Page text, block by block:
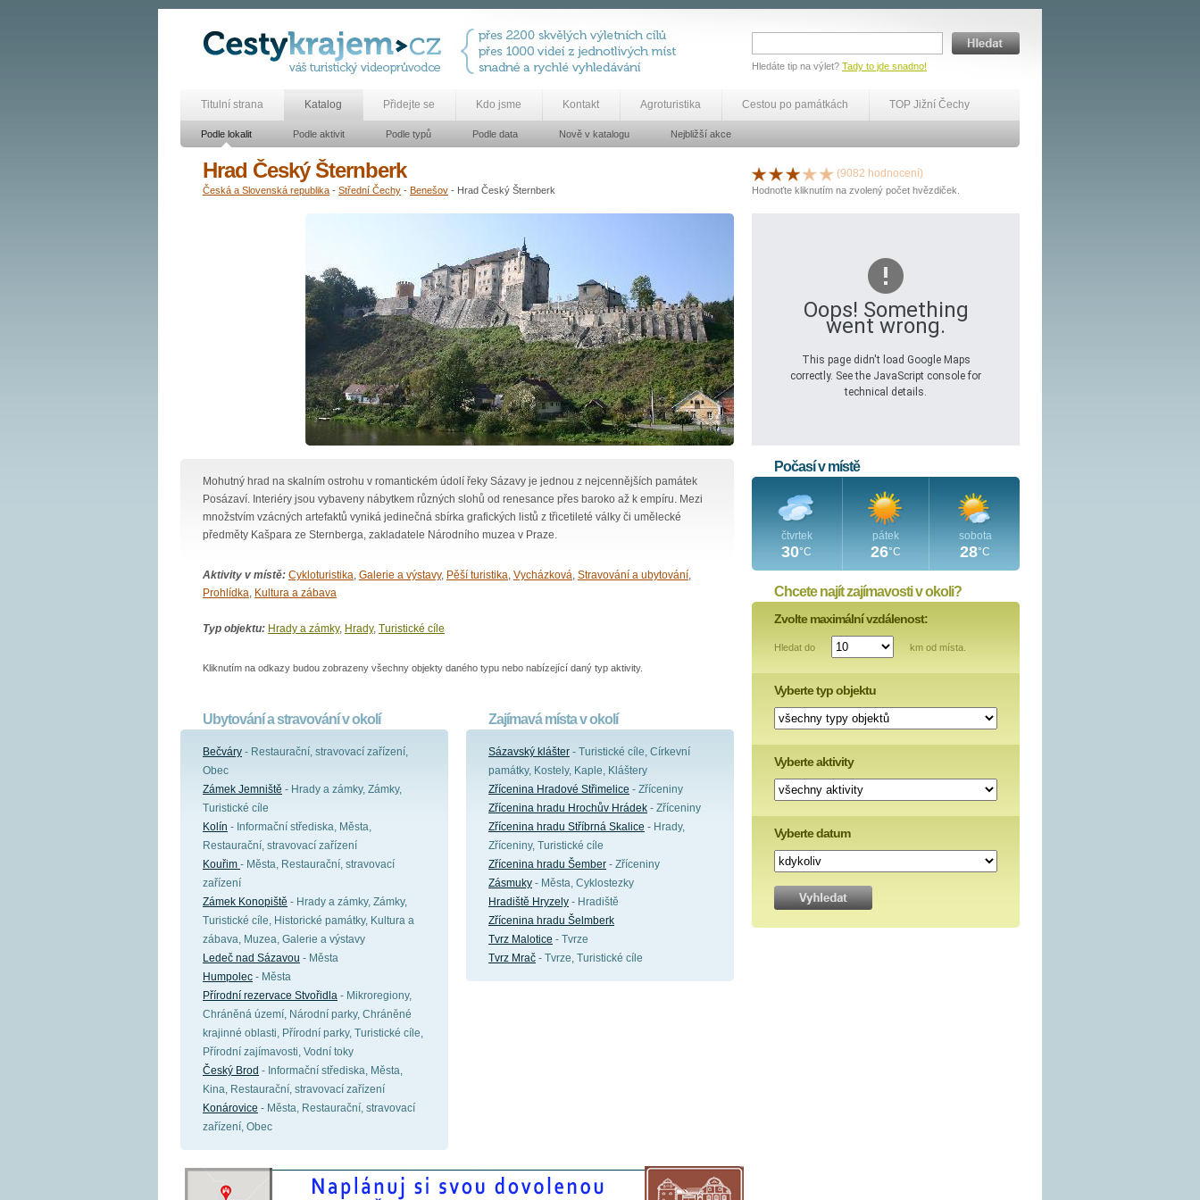
Hledáte tip na výlet? Tady to jde snadno!
Titulní strana Katalog Přidejte se Kdo jsme Kontakt Agroturistika Cestou po památkách TOP Jižní Čechy
Podle lokalit Podle aktivit Podle typů Podle data Nově v katalogu Nejbližší akce
Hrad Český Šternberk
Česká a Slovenská republika - Střední Čechy - Benešov - Hrad Český Šternberk
Mohutný hrad na skalním ostrohu v romantickém údolí řeky Sázavy je jednou z nejcennějších památek
Posázaví. Interiéry jsou vybaveny nábytkem různých slohů od renesance přes baroko až k empíru. Mezi
množstvím vzácných artefaktů vyniká jedinečná sbírka grafických listů z třicetileté války či umělecké
předměty Kašpara ze Sternberga, zakladatele Národního muzea v Praze.
Aktivity v místě: Cykloturistika, Galerie a výstavy, Pěší turistika, Vycházková, Stravování a ubytování,
Prohlídka, Kultura a zábava
Typ objektu: Hrady a zámky, Hrady, Turistické cíle
Kliknutím na odkazy budou zobrazeny všechny objekty daného typu nebo nabízející daný typ aktivity.
Ubytování a stravování v okolí
Bečváry - Restaurační, stravovací zařízení,
Obec
Zámek Jemniště - Hrady a zámky, Zámky,
Turistické cíle
Kolín - Informační střediska, Města,
Restaurační, stravovací zařízení
Kouřim - Města, Restaurační, stravovací
zařízení
Zámek Konopiště - Hrady a zámky, Zámky,
Turistické cíle, Historické památky, Kultura a
zábava, Muzea, Galerie a výstavy
Ledeč nad Sázavou - Města
Humpolec - Města
Přírodní rezervace Stvořidla - Mikroregiony,
Chráněná území, Národní parky, Chráněné
krajinné oblasti, Přírodní parky, Turistické cíle,
Přírodní zajímavosti, Vodní toky
Český Brod - Informační střediska, Města,
Kina, Restaurační, stravovací zařízení
Konárovice - Města, Restaurační, stravovací
zařízení, Obec
Zajímavá místa v okolí
Sázavský klášter - Turistické cíle, Církevní
památky, Kostely, Kaple, Kláštery
Zřícenina Hradové Střimelice - Zříceniny
Zřícenina hradu Hrochův Hrádek - Zříceniny
Zřícenina hradu Stříbrná Skalice - Hrady,
Zříceniny, Turistické cíle
Zřícenina hradu Šember - Zříceniny
Zásmuky - Města, Cyklostezky
Hradiště Hryzely - Hradiště
Zřícenina hradu Šelmberk
Tvrz Malotice - Tvrze
Tvrz Mrač - Tvrze, Turistické cíle
(9082 hodnocení)
Hodnoťte kliknutím na zvolený počet hvězdiček.
Oops! Something
went wrong.
This page didn't load Google Maps
correctly. See the JavaScript console for
technical details.
Počasí v místě
čtvrtek
30°C
pátek
26°C
sobota
28°C
Chcete najít zajímavosti v okoli?
Zvolte maximální vzdálenost:
Hledat do km od místa.
Vyberte typ objektu
Vyberte aktivity
Vyberte datum